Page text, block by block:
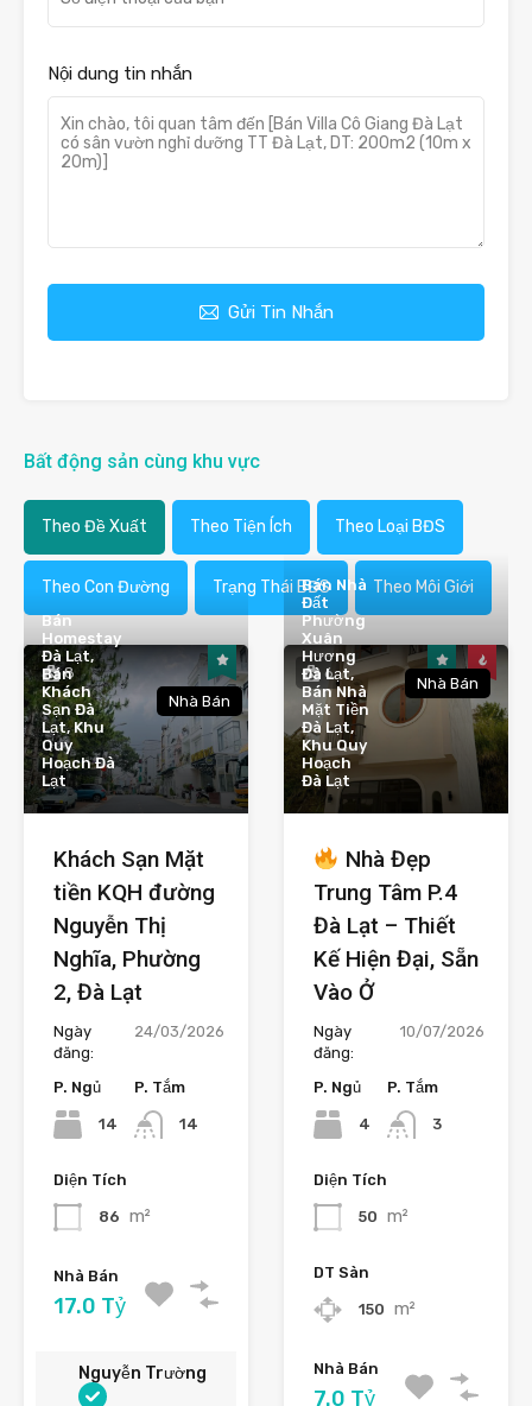
Nội dung tin nhắn
Gửi Tin Nhắn
Bất động sản cùng khu vực
Theo Đề Xuất Theo Tiện Ích Theo Loại BĐS
Theo Con Đường Trạng Thái BĐS Theo Môi Giới
8
Bán
Homestay
Đà Lạt,
Bán
Khách
Sạn Đà
Lạt, Khu
Quy
Hoạch Đà
Lạt
Nhà Bán
Khách Sạn Mặt
tiền KQH đường
Nguyễn Thị
Nghĩa, Phường
2, Đà Lạt
Ngày
đăng:
24/03/2026
P. Ngủ
14
P. Tắm
14
Diện Tích
86 m²
Nhà Bán
17.0 Tỷ
Nguyễn Trường
6
Bán Nhà
Đất
Phường
Xuân
Hương
Đà Lạt,
Bán Nhà
Mặt Tiền
Đà Lạt,
Khu Quy
Hoạch
Đà Lạt
Nhà Bán
Nhà Đẹp
Trung Tâm P.4
Đà Lạt – Thiết
Kế Hiện Đại, Sẵn
Vào Ở
Ngày
đăng:
10/07/2026
P. Ngủ
4
P. Tắm
3
Diện Tích
50 m²
DT Sàn
150 m²
Nhà Bán
7.0 Tỷ